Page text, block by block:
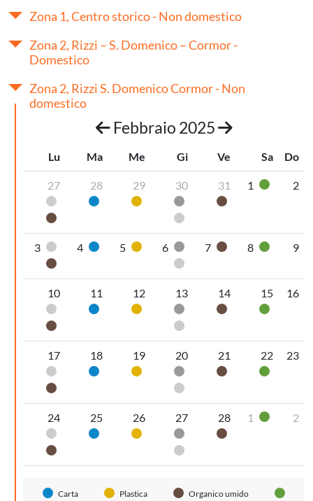
Zona 1, Centro storico - Non domestico
Zona 2, Rizzi – S. Domenico – Cormor -
Domestico
Zona 2, Rizzi S. Domenico Cormor - Non
domestico
Febbraio 2025
Lu Ma Me Gi Ve Sa Do
27
Pannolini-pannoloni
Organico umido
28
Carta
29
Plastica
30
Secco non riciclabile
Pannolini-pannoloni
31
Organico umido
1 Vetro2
3
Pannolini-pannoloni
Organico umido
4 Carta
5 Plastica
6
Secco non riciclabile
Pannolini-pannoloni
7 Organico umido
8 Vetro9
10
Pannolini-pannoloni
Organico umido
11
Carta
12
Plastica
13
Secco non riciclabile
Pannolini-pannoloni
14
Organico umido
15
Vetro
16
17
Pannolini-pannoloni
Organico umido
18
Carta
19
Plastica
20
Secco non riciclabile
Pannolini-pannoloni
21
Organico umido
22
Vetro
23
24
Pannolini-pannoloni
Organico umido
25
Carta
26
Plastica
27
Secco non riciclabile
Pannolini-pannoloni
28
Organico umido
1 Vetro2
Carta Plastica
Organico umido